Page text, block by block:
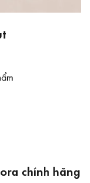
chính hãng